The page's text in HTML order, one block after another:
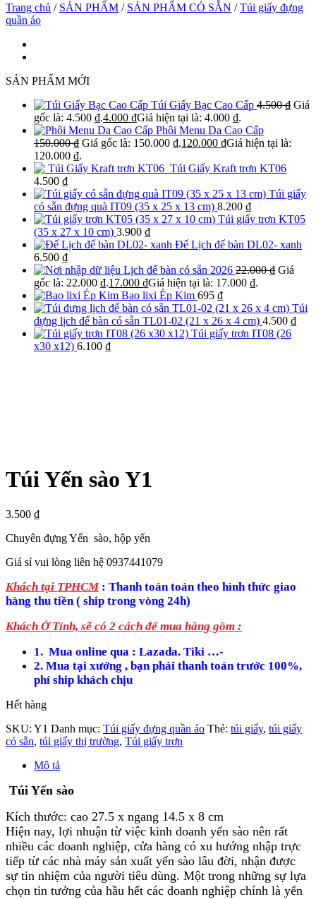
Trang chủ / SẢN PHẨM / SẢN PHẨM CÓ SẴN / Túi giấy đựng
quần áo
SẢN PHẨM MỚI
Túi Giấy Bạc Cao Cấp 4.500₫ Giá
gốc là: 4.500 ₫.4.000 ₫Giá hiện tại là: 4.000 ₫.
Phôi Menu Da Cao Cấp
150.000₫ Giá gốc là: 150.000 ₫.120.000 ₫Giá hiện tại là:
120.000 ₫.
Túi Giấy Kraft trơn KT06
4.500 ₫
Túi giấy
có sẵn đựng quà IT09 (35 x 25 x 13 cm) 8.200 ₫
Túi giấy trơn KT05
(35 x 27 x 10 cm) 3.900 ₫
Đế Lịch để bàn DL02- xanh
6.500 ₫
Lịch để bàn có sẵn 2026 22.000₫ Giá
gốc là: 22.000 ₫.17.000 ₫Giá hiện tại là: 17.000 ₫.
Bao lixi Ép Kim 695 ₫
Túi
đựng lịch để bàn có sẵn TL01-02 (21 x 26 x 4 cm) 4.500 ₫
Túi giấy trơn IT08 (26
x30 x12) 6.100 ₫
Túi Yến sào Y1
3.500 ₫
Chuyên đựng Yến sào, hộp yến
Giá sỉ vui lòng liên hệ 0937441079
Khách tại TPHCM: Thanh toán toán theo hình thức giao
hàng thu tiền ( ship trong vòng 24h)
Khách Ở Tỉnh, sẽ có 2 cách để mua hàng gồm :
1. Mua online qua : Lazada. Tiki …-
2. Mua tại xưởng , bạn phải thanh toán trước 100%,
phí ship khách chịu
Hết hàng
SKU: Y1 Danh mục: Túi giấy đựng quần áo Thẻ: túi giấy, túi giấy
có sẵn, túi giấy thị trường, Túi giấy trơn
Mô tả
Túi Yến sào
Kích thước: cao 27.5 x ngang 14.5 x 8 cm
Hiện nay, lợi nhuận từ việc kinh doanh yến sào nên rất
nhiều các doanh nghiệp, cửa hàng có xu hướng nhập trực
tiếp từ các nhà máy sản xuất yến sào lâu đời, nhận được
sự tin nhiệm của người tiêu dùng. Một trong những sự lựa
chọn tin tưởng của hầu hết các doanh nghiệp chính là yến